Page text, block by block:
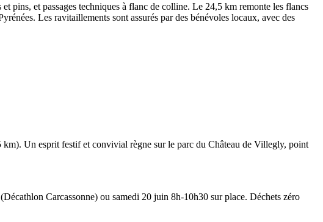
pins, et passages techniques à flanc de colline. Le 24,5 km remonte les flancs
Les ravitaillements sont assurés par des bénévoles locaux, avec des
Un esprit festif et convivial règne sur le parc du Château de Villegly, point
Carcassonne) ou samedi 20 juin 8h-10h30 sur place. Déchets zéro